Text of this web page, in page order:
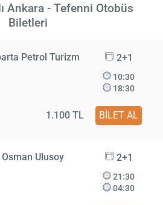
Ankara - Tefenni Otobüs
Biletleri
Petrol Turizm 2+1
10:30
18:30
1.100 TL BİLET AL
Ulusoy 2+1
21:30
04:30